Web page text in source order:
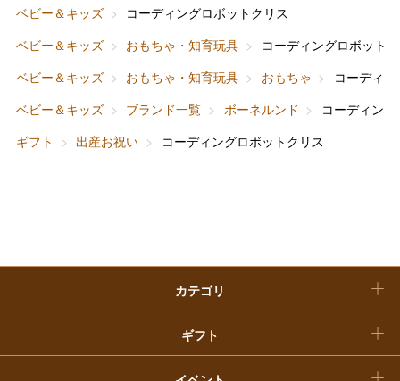
ベビー＆キッズ
コーディングロボットクリス
ベビー＆キッズ
おもちゃ・知育玩具
コーディングロボット
ベビー＆キッズ
おもちゃ・知育玩具 おもちゃ
コーディ
ベビー＆キッズ
ブランド一覧 ボーネルンド
コーディン
ギフト
出産お祝い コーディングロボットクリス
カテゴリ
ファッション
ホーム＆インテリア
ベビー＆キッズ
ギフト
出産内祝い
結婚内祝い
お香典返し
快気祝い
父の日
お中元
敬老の日
福袋